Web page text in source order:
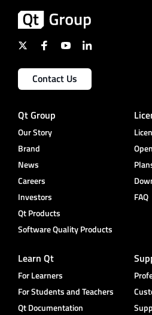
Contact Us
Qt Group
Our Story
Brand
News
Careers
Investors
Qt Products
Software Quality Products
FAQ
Learn Qt
For Learners
For Students and Teachers
Qt Documentation